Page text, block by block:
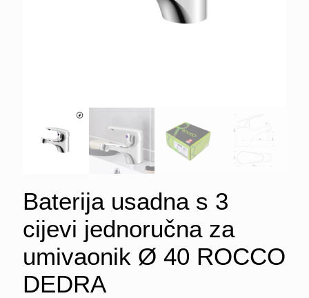
Baterija usadna s 3
cijevi jednoručna za
umivaonik Ø 40 ROCCO
DEDRA